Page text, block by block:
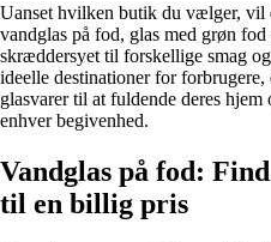
Uanset hvilken butik du vælger, vil
vandglas på fod, glas med grøn
skræddersyet til forskellige smag
ideelle destinationer for
glasvarer til at fuldende deres
enhver begivenhed.
Vandglas på fod:
til en billig pris